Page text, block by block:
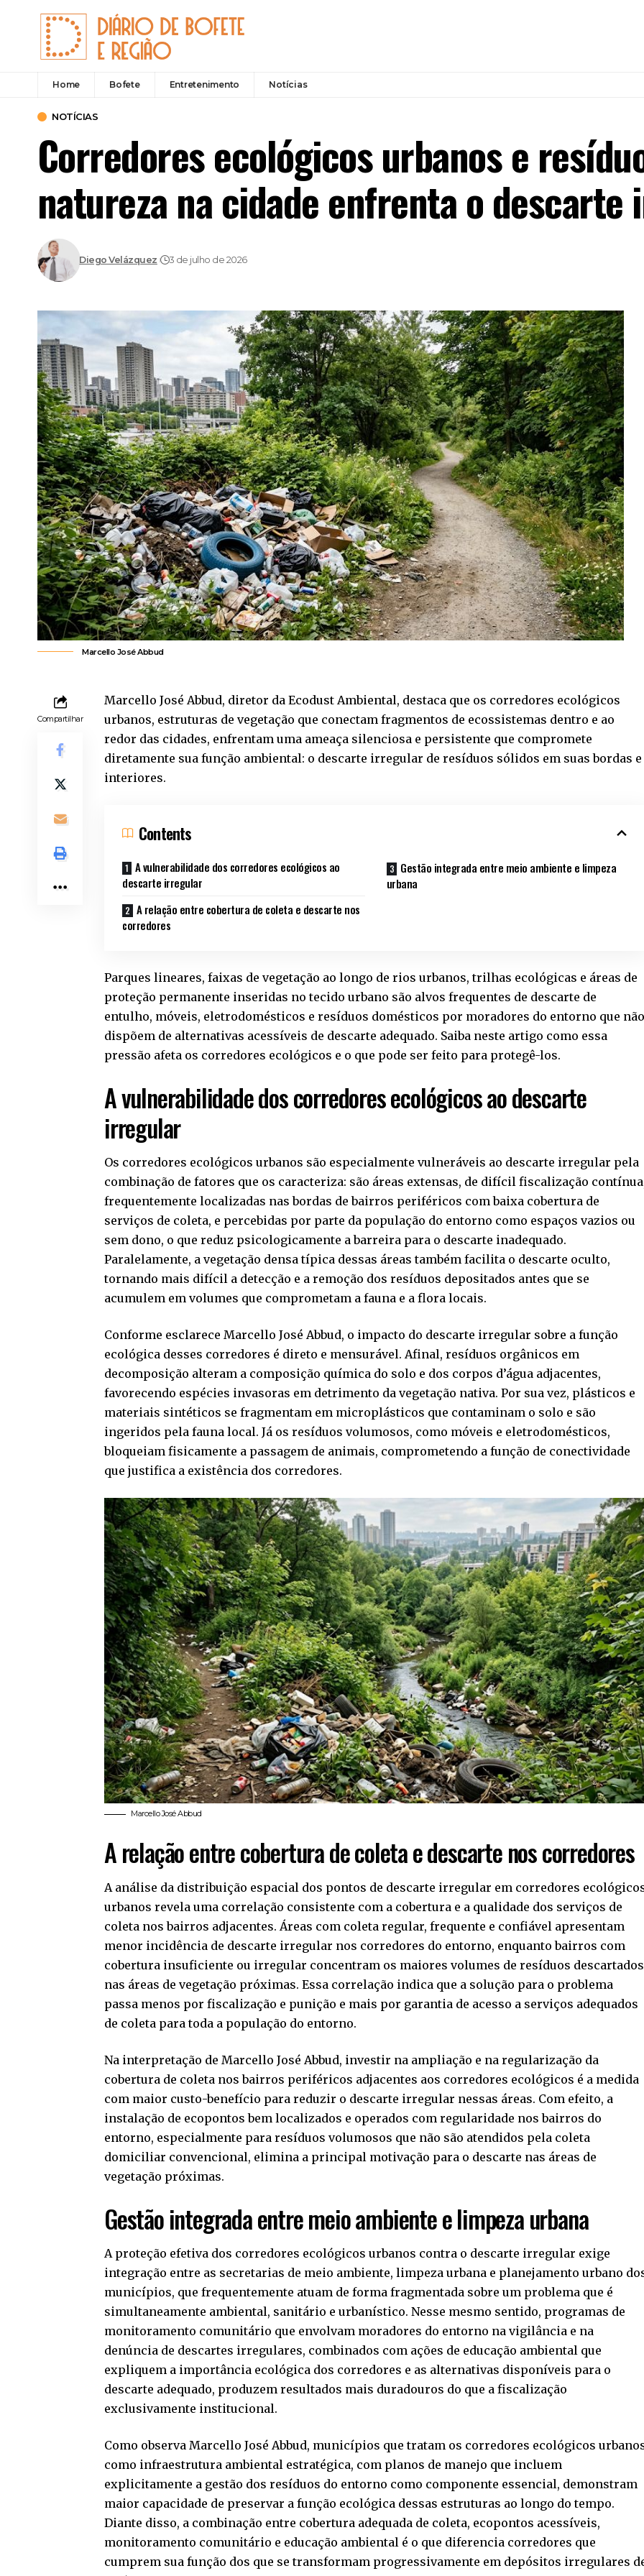
Home Bofete Entretenimento Notícias
NOTÍCIAS
Corredores ecológicos urbanos e
natureza na cidade enfrenta o
Diego Velázquez 3 de julho de 2026
Marcello José Abbud
Compartilhar
Marcello José Abbud, diretor da Ecodust Ambiental, destaca que os corredores ecológicos
urbanos, estruturas de vegetação que conectam fragmentos de ecossistemas dentro e ao
redor das cidades, enfrentam uma ameaça silenciosa e persistente que compromete
diretamente sua função ambiental: o descarte irregular de resíduos sólidos em suas bordas e
interiores.
Contents
A vulnerabilidade dos corredores ecológicos ao
descarte irregular
A relação entre cobertura de coleta e descarte nos
corredores
Gestão integrada entre meio ambiente e limpeza
urbana
Parques lineares, faixas de vegetação ao longo de rios urbanos, trilhas ecológicas e áreas de
proteção permanente inseridas no tecido urbano são alvos frequentes de descarte de
entulho, móveis, eletrodomésticos e resíduos domésticos por moradores do entorno que
dispõem de alternativas acessíveis de descarte adequado. Saiba neste artigo como essa
pressão afeta os corredores ecológicos e o que pode ser feito para protegê-los.
A vulnerabilidade dos corredores ecológicos ao descarte
irregular
Os corredores ecológicos urbanos são especialmente vulneráveis ao descarte irregular pela
combinação de fatores que os caracteriza: são áreas extensas, de difícil fiscalização
frequentemente localizadas nas bordas de bairros periféricos com baixa cobertura de
serviços de coleta, e percebidas por parte da população do entorno como espaços vazios ou
sem dono, o que reduz psicologicamente a barreira para o descarte inadequado.
Paralelamente, a vegetação densa típica dessas áreas também facilita o descarte oculto,
tornando mais difícil a detecção e a remoção dos resíduos depositados antes que se
acumulem em volumes que comprometam a fauna e a flora locais.
Conforme esclarece Marcello José Abbud, o impacto do descarte irregular sobre a função
ecológica desses corredores é direto e mensurável. Afinal, resíduos orgânicos em
decomposição alteram a composição química do solo e dos corpos d’água adjacentes,
favorecendo espécies invasoras em detrimento da vegetação nativa. Por sua vez, plásticos e
materiais sintéticos se fragmentam em microplásticos que contaminam o solo e são
ingeridos pela fauna local. Já os resíduos volumosos, como móveis e eletrodomésticos,
bloqueiam fisicamente a passagem de animais, comprometendo a função de conectividade
que justifica a existência dos corredores.
Marcello José Abbud
A relação entre cobertura de coleta e descarte nos corredores
A análise da distribuição espacial dos pontos de descarte irregular em corredores
urbanos revela uma correlação consistente com a cobertura e a qualidade dos serviços de
coleta nos bairros adjacentes. Áreas com coleta regular, frequente e confiável apresentam
menor incidência de descarte irregular nos corredores do entorno, enquanto bairros com
cobertura insuficiente ou irregular concentram os maiores volumes de resíduos descartados
nas áreas de vegetação próximas. Essa correlação indica que a solução para o problema
passa menos por fiscalização e punição e mais por garantia de acesso a serviços adequados
de coleta para toda a população do entorno.
Na interpretação de Marcello José Abbud, investir na ampliação e na regularização da
cobertura de coleta nos bairros periféricos adjacentes aos corredores ecológicos é a medida
com maior custo-benefício para reduzir o descarte irregular nessas áreas. Com efeito, a
instalação de ecopontos bem localizados e operados com regularidade nos bairros do
entorno, especialmente para resíduos volumosos que não são atendidos pela coleta
domiciliar convencional, elimina a principal motivação para o descarte nas áreas de
vegetação próximas.
Gestão integrada entre meio ambiente e limpeza urbana
A proteção efetiva dos corredores ecológicos urbanos contra o descarte irregular exige
integração entre as secretarias de meio ambiente, limpeza urbana e planejamento urbano
municípios, que frequentemente atuam de forma fragmentada sobre um problema que é
simultaneamente ambiental, sanitário e urbanístico. Nesse mesmo sentido, programas de
monitoramento comunitário que envolvam moradores do entorno na vigilância e na
denúncia de descartes irregulares, combinados com ações de educação ambiental que
expliquem a importância ecológica dos corredores e as alternativas disponíveis para o
descarte adequado, produzem resultados mais duradouros do que a fiscalização
exclusivamente institucional.
Como observa Marcello José Abbud, municípios que tratam os corredores ecológicos
como infraestrutura ambiental estratégica, com planos de manejo que incluem
explicitamente a gestão dos resíduos do entorno como componente essencial, demonstram
maior capacidade de preservar a função ecológica dessas estruturas ao longo do tempo.
Diante disso, a combinação entre cobertura adequada de coleta, ecopontos acessíveis,
monitoramento comunitário e educação ambiental é o que diferencia corredores que
cumprem sua função dos que se transformam progressivamente em depósitos irregulares